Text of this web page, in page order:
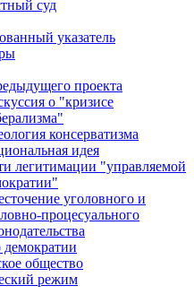
суд
указатель
проекта
о "кризисе
консерватизма
идея
легитимации "управляемой
уголовного и
процесуального
демократии
общество
режим